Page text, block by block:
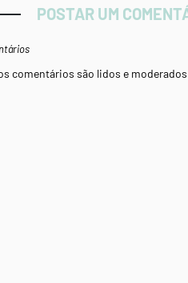
POSTAR UM
comentários são lidos e